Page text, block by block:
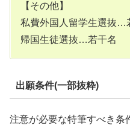
【その他】
私費外国人留学生選抜…
帰国生徒選抜…若干名
出願条件(一部抜粋)
注意が必要な特筆すべき条